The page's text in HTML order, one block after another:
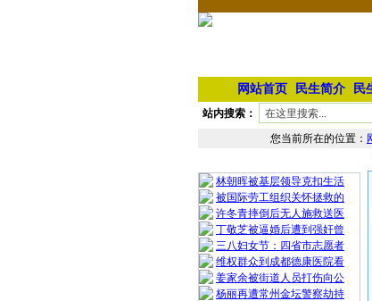
网站首页 民生简介 民
站内搜索：
您当前所在的位置：
林朝晖被基层领导克扣生活
被国际劳工组织关怀拯救的
许冬青摔倒后无人施救送医
丁敬芝被逼婚后遭到强奸曾
三八妇女节：四省市志愿者
维权群众到成都德康医院看
姜家余被街道人员打伤向公
杨丽再遭常州金坛警察劫持